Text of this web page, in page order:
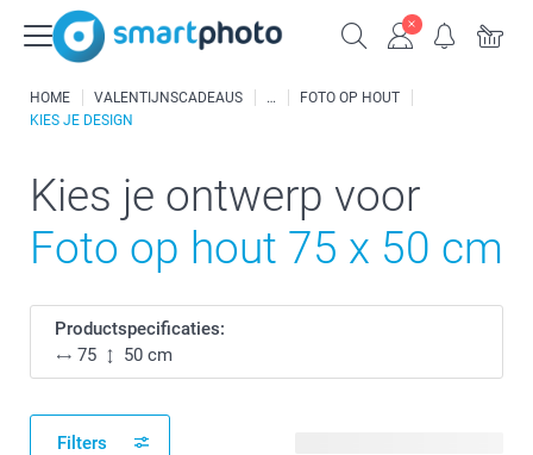
HOME VALENTIJNSCADEAUS
FOTO OP HOUT
KIES JE DESIGN
Kies je ontwerp voor
Foto op hout 75 x 50 cm
Productspecificaties:
75
50 cm
Filters